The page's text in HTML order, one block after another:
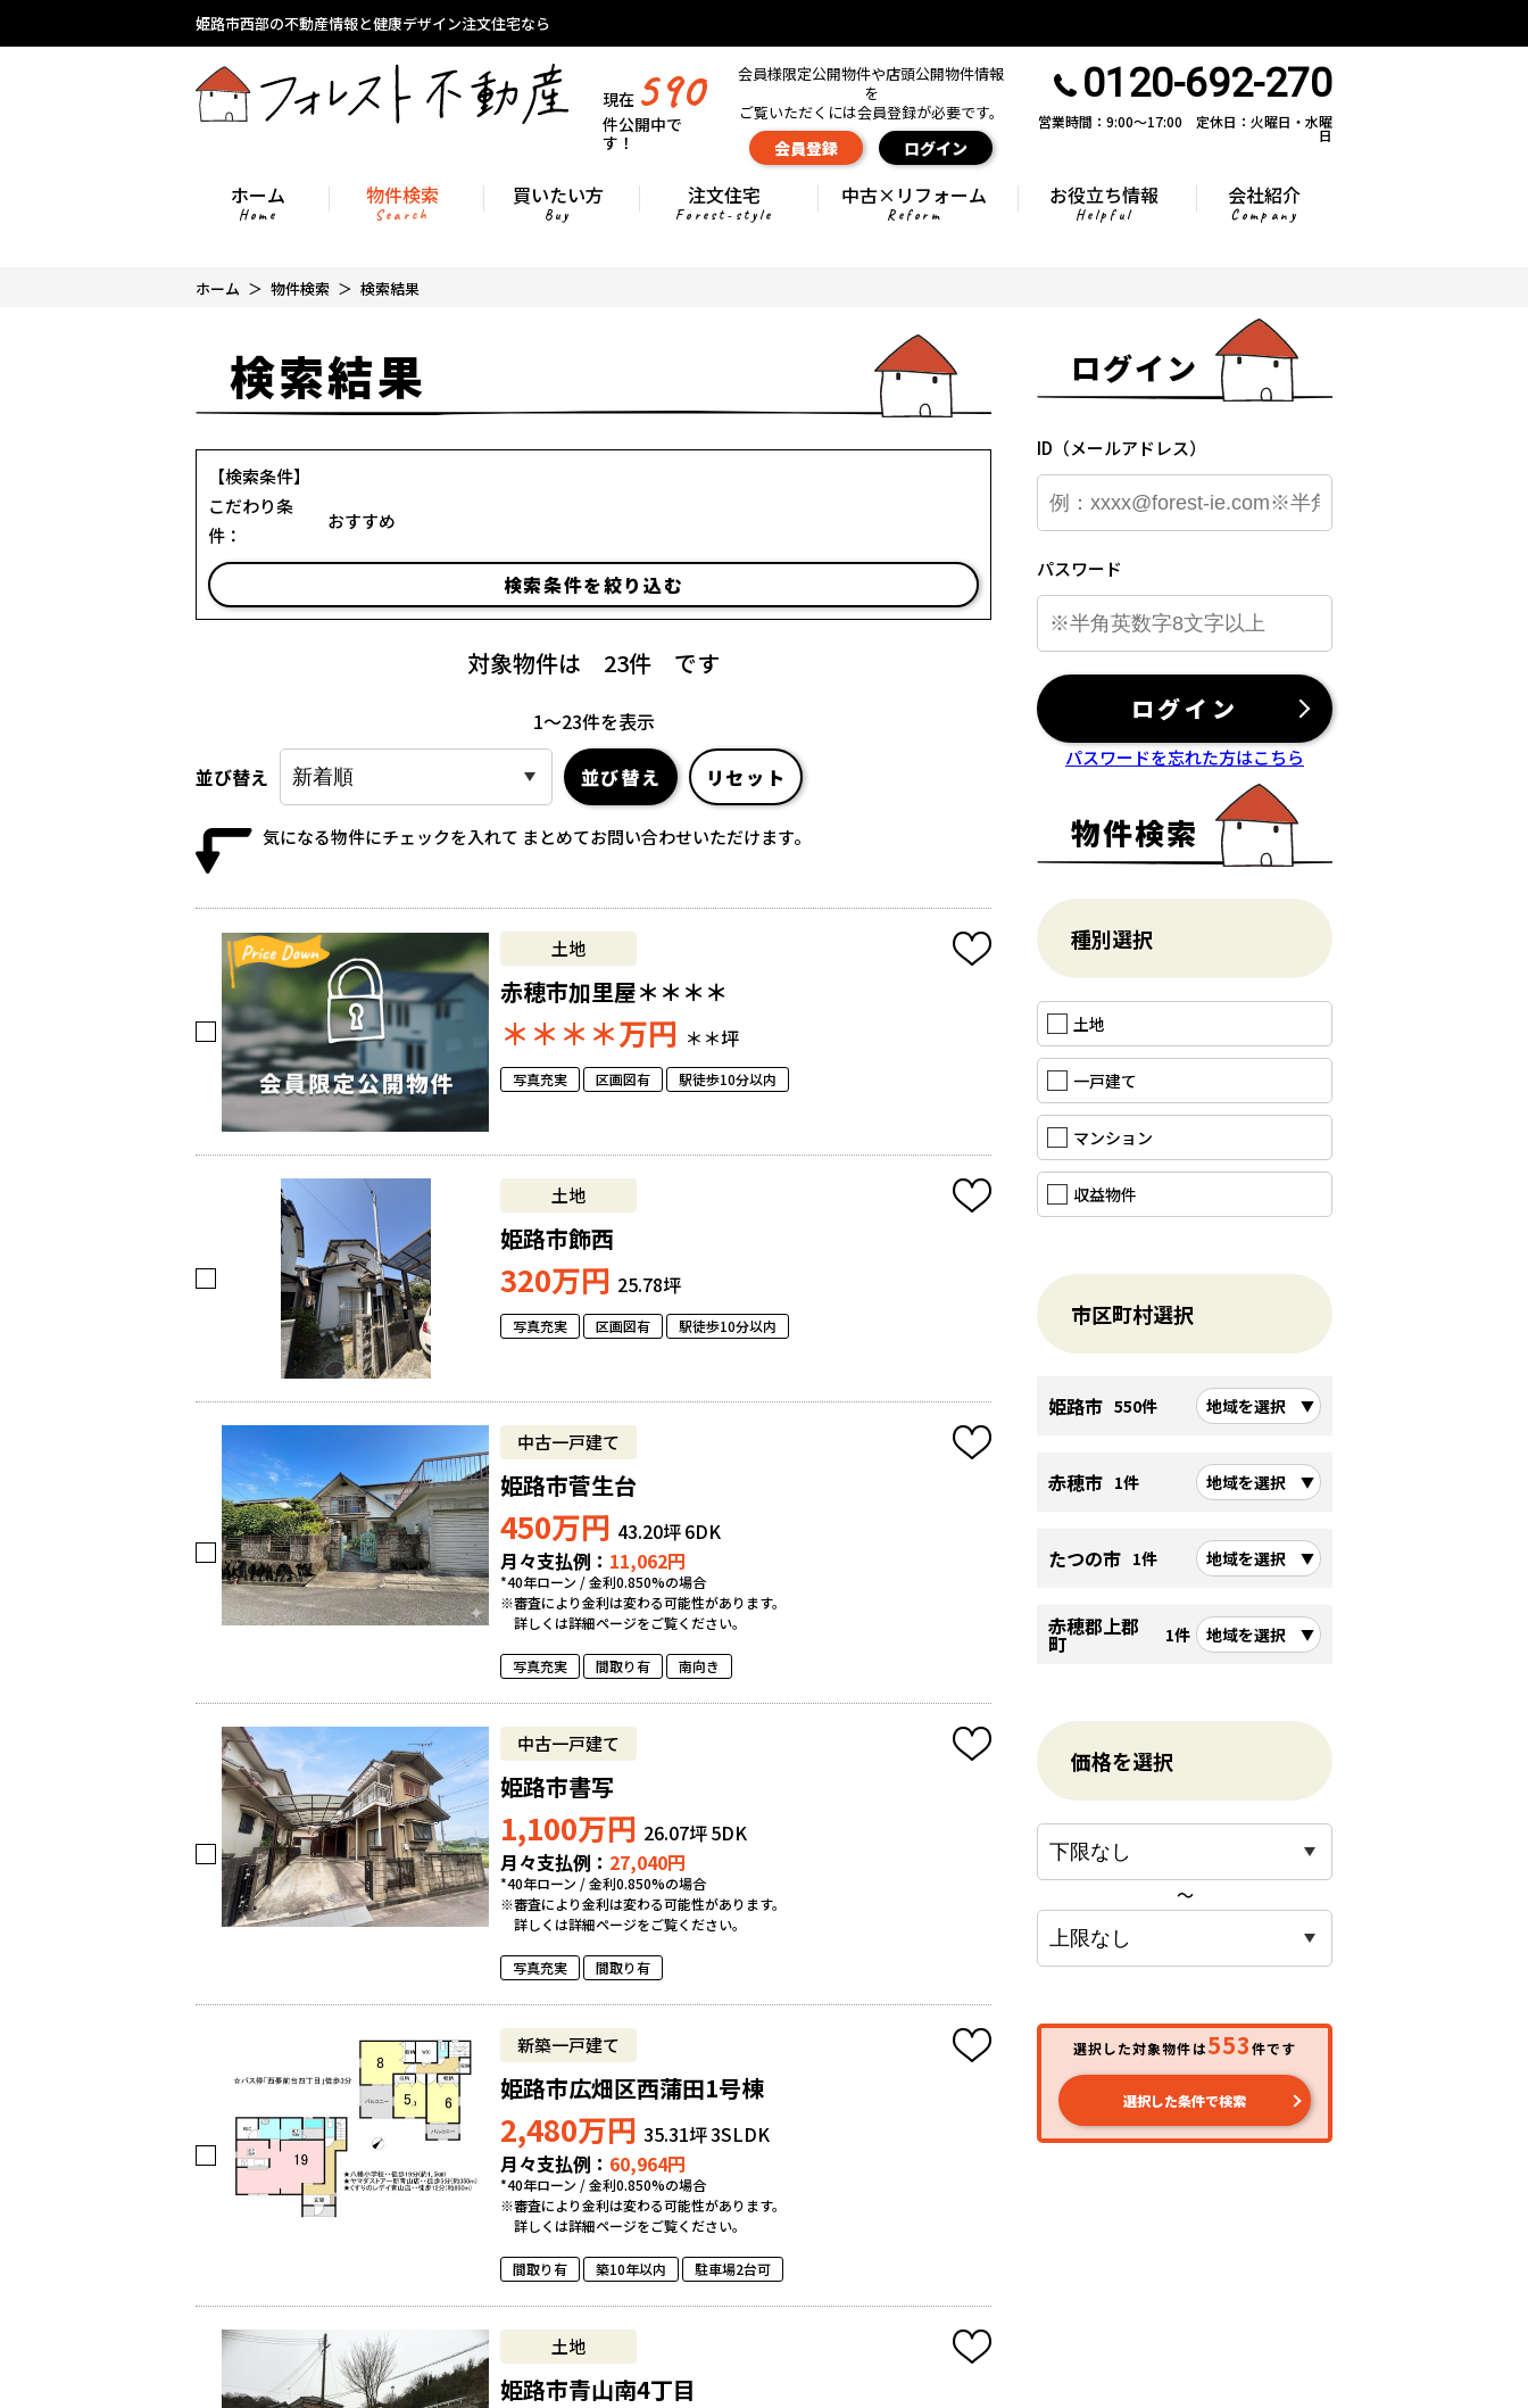
姫路市西部の不動産情報と健康デザイン注文住宅なら
現在590
件公開中で
す！
会員様限定公開物件や店頭公開物件情報
を
ご覧いただくには会員登録が必要です。
会員登録 ログイン
0120-692-270
営業時間：9:00〜17:00 定休日：火曜日・水曜
日
ホーム
Home
物件検索
Search
買いたい方
Buy
注文住宅
Forest-style
中古×リフォーム
Reform
お役立ち情報
Helpful
会社紹介
Company
ホーム 物件検索 検索結果
検索結果
【検索条件】
こだわり条
件：
おすすめ
検索条件を絞り込む
対象物件は 23件 です
1〜23件を表示
並び替え 並び替え リセット
気になる物件にチェックを入れて まとめてお問い合わせいただけます。
土地
赤穂市加里屋＊＊＊＊
＊＊＊＊万円 ＊＊坪
写真充実 区画図有 駅徒歩10分以内
土地
姫路市飾西
320万円 25.78坪
写真充実 区画図有 駅徒歩10分以内
中古一戸建て
姫路市菅生台
450万円 43.20坪6DK
月々支払例： 11,062円
*40年ローン / 金利0.850%の場合
※審査により金利は変わる可能性があります。
詳しくは詳細ページをご覧ください。
写真充実 間取り有 南向き
中古一戸建て
姫路市書写
1,100万円 26.07坪5DK
月々支払例： 27,040円
*40年ローン / 金利0.850%の場合
※審査により金利は変わる可能性があります。
詳しくは詳細ページをご覧ください。
写真充実 間取り有
新築一戸建て
姫路市広畑区西蒲田1号棟
2,480万円 35.31坪3SLDK
月々支払例： 60,964円
*40年ローン / 金利0.850%の場合
※審査により金利は変わる可能性があります。
詳しくは詳細ページをご覧ください。
間取り有 築10年以内 駐車場2台可
土地
姫路市青山南4丁目
ログイン
ID（メールアドレス）
パスワード
ログイン
パスワードを忘れた方はこちら
物件検索
種別選択
土地
一戸建て
マンション
収益物件
市区町村選択
姫路市 550件 地域を選択
赤穂市 1件 地域を選択
たつの市 1件 地域を選択
赤穂郡上郡
町 1件 地域を選択
価格を選択
〜
選択した対象物件は553件です
選択した条件で検索